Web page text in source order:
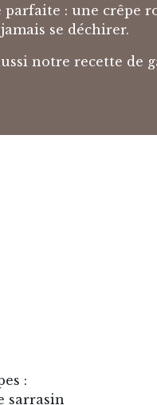
parfaite : une crêpe
se déchirer.
notre recette de
:
sarrasin